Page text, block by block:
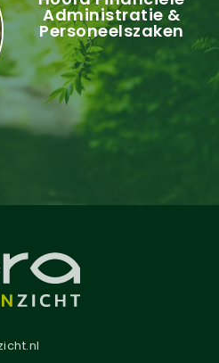
Administratie &
Personeelszaken